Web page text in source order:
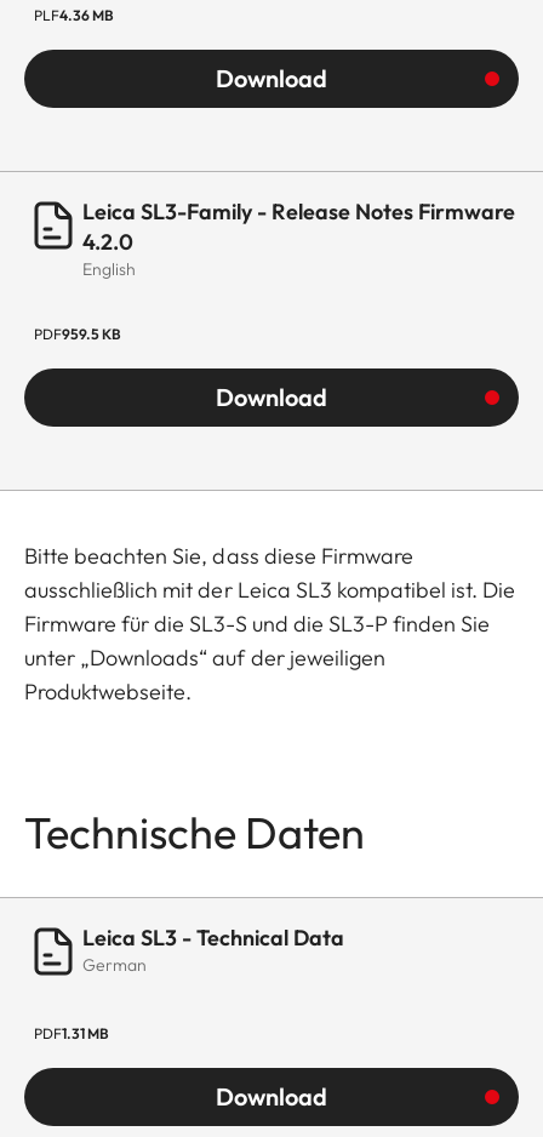
PLF4.36 MB
Download
Leica SL3-Family - Release Notes Firmware
4.2.0
English
PDF959.5 KB
Download
Bitte beachten Sie, dass diese Firmware
ausschließlich mit der Leica SL3 kompatibel ist. Die
Firmware für die SL3-S und die SL3-P finden Sie
unter „Downloads“ auf der jeweiligen
Produktwebseite.
Technische Daten
Leica SL3 - Technical Data
German
PDF1.31 MB
Download